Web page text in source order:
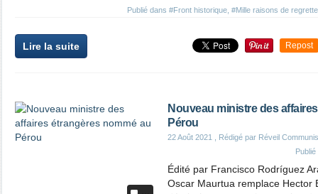
Publié dans #Front historique #Mille raisons de
Lire la suite Repost
Nouveau ministre des
Pérou
22 Août 2021
, Rédigé par Réveil
Édité par Francisco Rodríguez
Oscar Maurtua remplace Hector